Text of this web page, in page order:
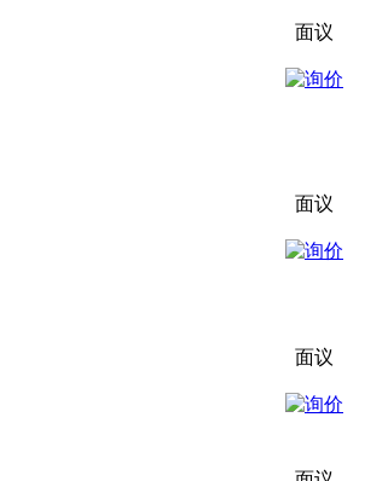
面议
面议
面议